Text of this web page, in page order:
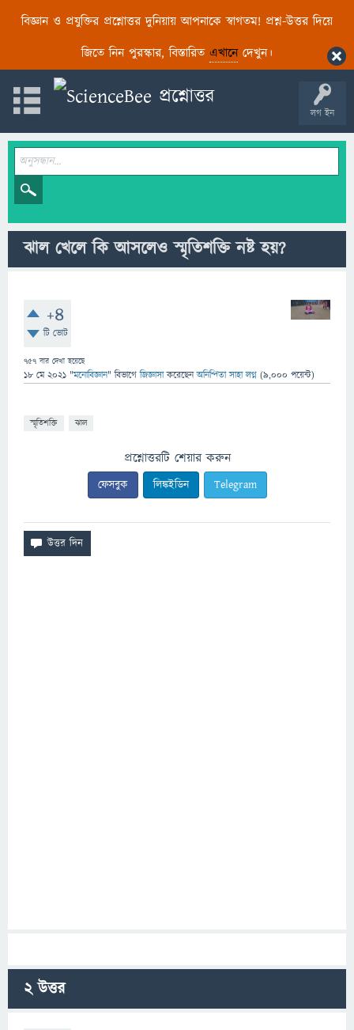
বিজ্ঞান ও প্রযুক্তির প্রশ্নোত্তর দুনিয়ায় আপনাকে স্বাগতম! প্রশ্ন-উত্তর দিয়ে
জিতে নিন পুরস্কার, বিস্তারিত এখানেদেখুন।
লগ ইন
ঝাল খেলে কি আসলেও স্মৃতিশক্তি নষ্ট হয়?
+4
টি ভোট
757 বার দেখা হয়েছে
18 মে 2021 "মনোবিজ্ঞান" বিভাগে জিজ্ঞাসাকরেছেনঅনিন্দিতা সাহা লগ্ন (9,000 পয়েন্ট)
স্মৃতিশক্তি ঝাল
প্রশ্নোত্তরটি শেয়ার করুন
ফেসবুক লিঙ্কইডিন Telegram
2উত্তর